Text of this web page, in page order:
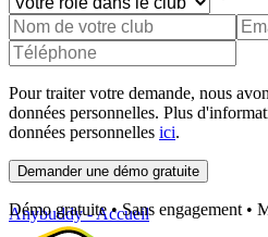
Pour traiter votre demande, nous
données personnelles. Plus
données personnelles ici.
Demander une démo gratuite
Démo gratuite • Sans engagement •
Anybuddy - Accueil